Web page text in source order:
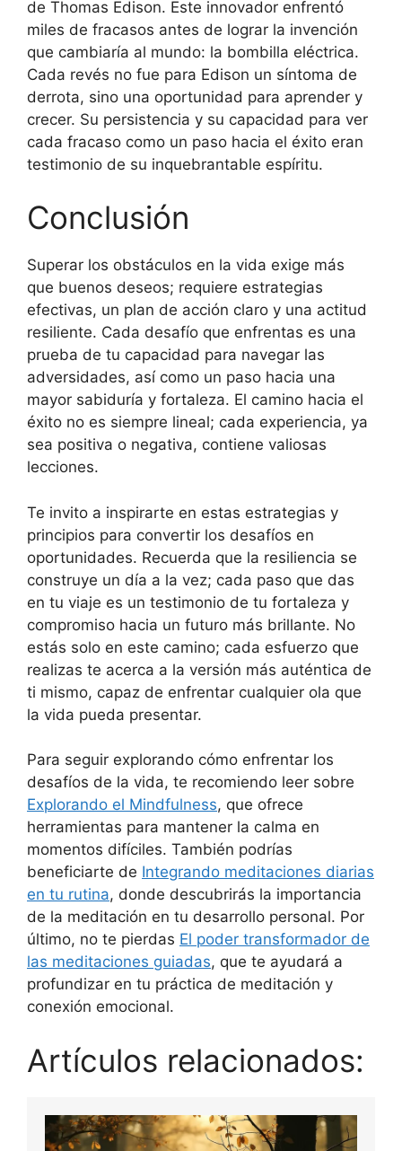
de Thomas Edison. Este innovador enfrentó
miles de fracasos antes de lograr la invención
que cambiaría al mundo: la bombilla eléctrica.
Cada revés no fue para Edison un síntoma de
derrota, sino una oportunidad para aprender y
crecer. Su persistencia y su capacidad para ver
cada fracaso como un paso hacia el éxito eran
testimonio de su inquebrantable espíritu.
Conclusión
Superar los obstáculos en la vida exige más
que buenos deseos; requiere estrategias
efectivas, un plan de acción claro y una actitud
resiliente. Cada desafío que enfrentas es una
prueba de tu capacidad para navegar las
adversidades, así como un paso hacia una
mayor sabiduría y fortaleza. El camino hacia el
éxito no es siempre lineal; cada experiencia, ya
sea positiva o negativa, contiene valiosas
lecciones.
Te invito a inspirarte en estas estrategias y
principios para convertir los desafíos en
oportunidades. Recuerda que la resiliencia se
construye un día a la vez; cada paso que das
en tu viaje es un testimonio de tu fortaleza y
compromiso hacia un futuro más brillante. No
estás solo en este camino; cada esfuerzo que
realizas te acerca a la versión más auténtica de
ti mismo, capaz de enfrentar cualquier ola que
la vida pueda presentar.
Para seguir explorando cómo enfrentar los
desafíos de la vida, te recomiendo leer sobre
Explorando el Mindfulness, que ofrece
herramientas para mantener la calma en
momentos difíciles. También podrías
beneficiarte de Integrando meditaciones diarias
en tu rutina, donde descubrirás la importancia
de la meditación en tu desarrollo personal. Por
último, no te pierdas El poder transformador de
las meditaciones guiadas, que te ayudará a
profundizar en tu práctica de meditación y
conexión emocional.
Artículos relacionados: